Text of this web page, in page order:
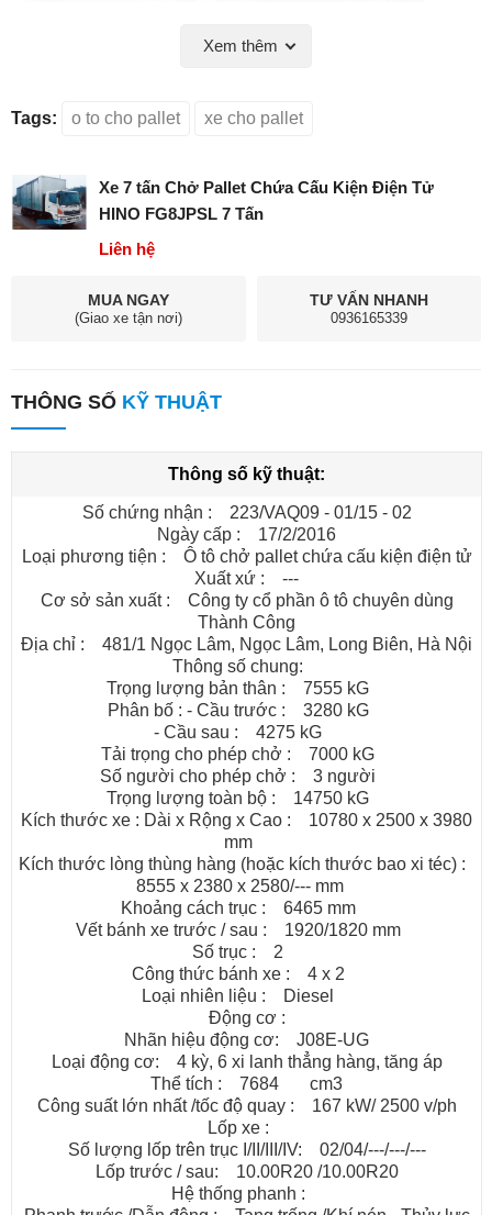
Chúng tôi CÔNG TY CỔ PHẦN ĐẦU TƯ VÀ KINH DOANH
THÀNH CÔNG cam kết mang đến những giá trị tốt nhất cho
khách hàng.
Xem thêm các dòng xe tải khác tại:
Xem thêm
Tags: o to cho pallet xe cho pallet
Xe 7 tấn Chở Pallet Chứa Cấu Kiện Điện Tử
HINO FG8JPSL 7 Tấn
Liên hệ
MUA NGAY
(Giao xe tận nơi)
TƯ VẤN NHANH
0936165339
THÔNG SỐ KỸ THUẬT
Thông số kỹ thuật:
Số chứng nhận : 223/VAQ09 - 01/15 - 02
Ngày cấp : 17/2/2016
Loại phương tiện : Ô tô chở pallet chứa cấu kiện điện tử
Xuất xứ : ---
Cơ sở sản xuất : Công ty cổ phần ô tô chuyên dùng
Thành Công
Địa chỉ : 481/1 Ngọc Lâm, Ngọc Lâm, Long Biên, Hà Nội
Thông số chung:
Trọng lượng bản thân : 7555 kG
Phân bố : - Cầu trước : 3280 kG
- Cầu sau : 4275 kG
Tải trọng cho phép chở : 7000 kG
Số người cho phép chở : 3 người
Trọng lượng toàn bộ : 14750 kG
Kích thước xe : Dài x Rộng x Cao : 10780 x 2500 x 3980
mm
Kích thước lòng thùng hàng (hoặc kích thước bao xi téc) :
8555 x 2380 x 2580/--- mm
Khoảng cách trục : 6465 mm
Vết bánh xe trước / sau : 1920/1820 mm
Số trục : 2
Công thức bánh xe : 4 x 2
Loại nhiên liệu : Diesel
Động cơ :
Nhãn hiệu động cơ: J08E-UG
Loại động cơ: 4 kỳ, 6 xi lanh thẳng hàng, tăng áp
Thể tích : 7684 cm3
Công suất lớn nhất /tốc độ quay : 167 kW/ 2500 v/ph
Lốp xe :
Số lượng lốp trên trục I/II/III/IV: 02/04/---/---/---
Lốp trước / sau: 10.00R20 /10.00R20
Hệ thống phanh :